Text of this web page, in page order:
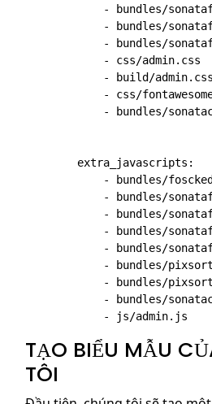
- bundles/
- bundles/
- bundles/
            - css/admin.css
            - build/admin.css
- css/
- bundles/
        extra_javascripts:
- bundles/
- bundles/
- bundles/
- bundles/
- bundles/
- bundles/
- bundles/
- bundles/
TẠO BIỂU MẪU
TÔI